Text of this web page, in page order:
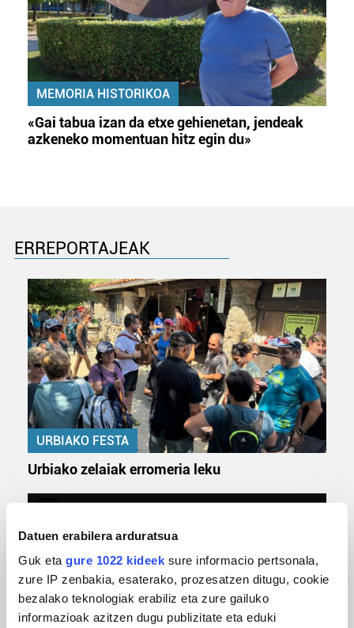
Datuen erabilera arduratsua
Guk eta gure 1022 kideek sure informacio pertsonala,
zure IP zenbakia, esaterako, prozesatzen ditugu, cookie
bezalako teknologiak erabiliz eta zure gailuko
informazioak azitzen dugu publizitate eta eduki
MEMORIA HISTORIKOA
«Gai tabua izan da etxe gehienetan, jendeak
azkeneko momentuan hitz egin du»
ERREPORTAJEAK
URBIAKO FESTA
Urbiako zelaiak erromeria leku